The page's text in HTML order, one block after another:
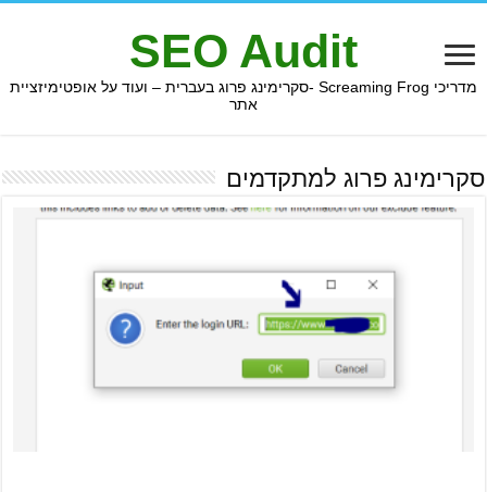
SEO Audit
מדריכי Screaming Frog -סקרימינג פרוג בעברית – ועוד על אופטימיזציית
אתר
סקרימינג פרוג למתקדמים